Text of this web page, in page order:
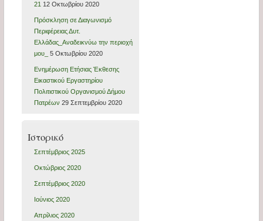
21 12 Οκτωβρίου 2020
Πρόσκληση σε Διαγωνισμό
Περιφέρειας Δυτ.
Ελλάδας_Αναδεικνύω την περιοχή
μου_
5 Οκτωβρίου 2020
Ενημέρωση Ετήσιας Έκθεσης
Εικαστικού Εργαστηρίου
Πολιτιστικού Οργανισμού Δήμου
Πατρέων 29 Σεπτεμβρίου 2020
Ιστορικό
Σεπτέμβριος 2025
Οκτώβριος 2020
Σεπτέμβριος 2020
Ιούνιος 2020
Απρίλιος 2020